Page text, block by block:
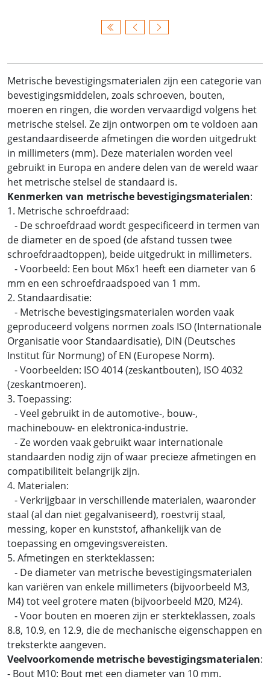
Metrische bevestigingsmaterialen zijn een categorie van
bevestigingsmiddelen, zoals schroeven, bouten,
moeren en ringen, die worden vervaardigd volgens het
metrische stelsel. Ze zijn ontworpen om te voldoen aan
gestandaardiseerde afmetingen die worden uitgedrukt
in millimeters (mm). Deze materialen worden veel
gebruikt in Europa en andere delen van de wereld waar
het metrische stelsel de standaard is.
Kenmerken van metrische bevestigingsmaterialen:
1. Metrische schroefdraad:
- De schroefdraad wordt gespecificeerd in termen van
de diameter en de spoed (de afstand tussen twee
schroefdraadtoppen), beide uitgedrukt in millimeters.
- Voorbeeld: Een bout M6x1 heeft een diameter van 6
mm en een schroefdraadspoed van 1 mm.
2. Standaardisatie:
- Metrische bevestigingsmaterialen worden vaak
geproduceerd volgens normen zoals ISO (Internationale
Organisatie voor Standaardisatie), DIN (Deutsches
Institut für Normung) of EN (Europese Norm).
- Voorbeelden: ISO 4014 (zeskantbouten), ISO 4032
(zeskantmoeren).
3. Toepassing:
- Veel gebruikt in de automotive-, bouw-,
machinebouw- en elektronica-industrie.
- Ze worden vaak gebruikt waar internationale
standaarden nodig zijn of waar precieze afmetingen en
compatibiliteit belangrijk zijn.
4. Materialen:
- Verkrijgbaar in verschillende materialen, waaronder
staal (al dan niet gegalvaniseerd), roestvrij staal,
messing, koper en kunststof, afhankelijk van de
toepassing en omgevingsvereisten.
5. Afmetingen en sterkteklassen:
- De diameter van metrische bevestigingsmaterialen
kan variëren van enkele millimeters (bijvoorbeeld M3,
M4) tot veel grotere maten (bijvoorbeeld M20, M24).
- Voor bouten en moeren zijn er sterkteklassen, zoals
8.8, 10.9, en 12.9, die de mechanische eigenschappen en
treksterkte aangeven.
Veelvoorkomende metrische bevestigingsmaterialen:
- Bout M10: Bout met een diameter van 10 mm.